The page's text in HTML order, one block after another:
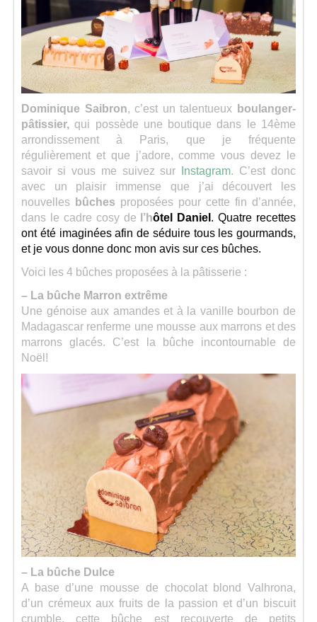
Séries
Map
Dominique Saibron, c’est un talentueux boulanger-
pâtissier, qui possède une boutique dans le 14ème
arrondissement à Paris, que je fréquente
régulièrement et que j’adore, comme vous devez le
savoir si vous me suivez sur
Instagram. C’est donc
avec un plaisir immense que j’ai découvert les
nouvelles bûches proposées pour cette fin d’année,
dans le cadre cosy de
l’hôtel Daniel . Quatre recettes
ont été imaginées afin de séduire tous les gourmands,
et je vous donne donc mon avis sur ces bûches.
Voici les 4 bûches proposées à la pâtisserie :
– La bûche Marron extrême
Une génoise aux amandes et à la vanille bourbon de
Madagascar renferme une mousse aux marrons et des
marrons glacés. C’est la bûche incontournable de
Noël!
– La bûche Dulce
A base d’une mousse de chocolat blond Valhrona,
d’un crémeux aux fruits de la passion et d’un biscuit
crumble, cette bûche est recouverte de petits